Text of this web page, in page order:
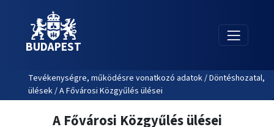
BUDAPEST
Tevékenységre, működésre vonatkozó adatok / Döntéshozatal,
ülések / A Fővárosi Közgyűlés ülései
A Fővárosi Közgyűlés ülései